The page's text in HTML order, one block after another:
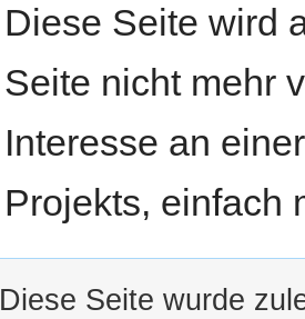
Diese Seite wird
Seite nicht mehr
Interesse an
Projekts, einfach
Diese Seite wurde